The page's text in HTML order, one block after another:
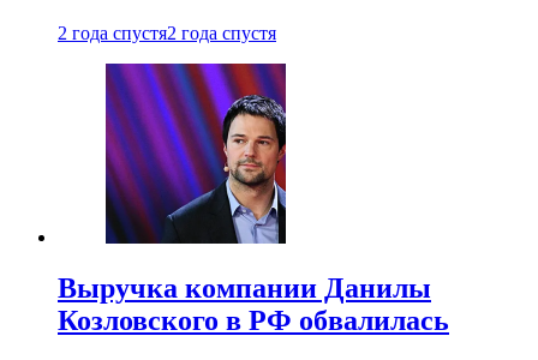
2 года спустя2 года спустя
Выручка компании Данилы
Козловского в РФ обвалилась